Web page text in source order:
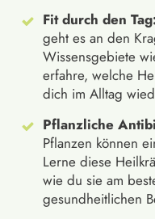
Fit durch den
geht es an den
Wissensgebiete
erfahre, welche
dich im Alltag
Pflanzliche
Pflanzen können
Lerne diese
wie du sie am
gesundheitlichen